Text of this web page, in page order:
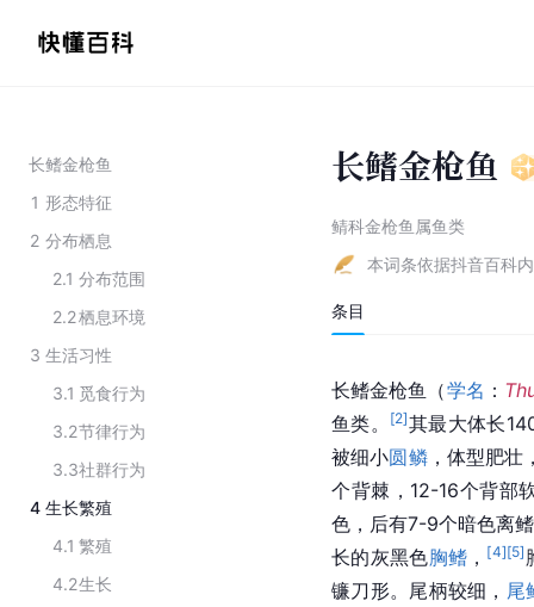
长鳍金枪鱼
1 形态特征
2 分布栖息
2.1 分布范围
2.2栖息环境
3 生活习性
3.1 觅食行为
3.2节律行为
3.3社群行为
4 生长繁殖
4.1 繁殖
4.2生长
长鳍金枪鱼
鲭科金枪鱼属鱼类
本词条依据抖音百科
条目
长鳍金枪鱼（学名 ：
鱼类。
[2]其最大体长
被细小圆鳞，体型肥壮
个背棘，12-16个背部
色，后有7-9个暗色离
长的灰黑色胸鳍 ， [4][5]
镰刀形。尾柄较细， 尾